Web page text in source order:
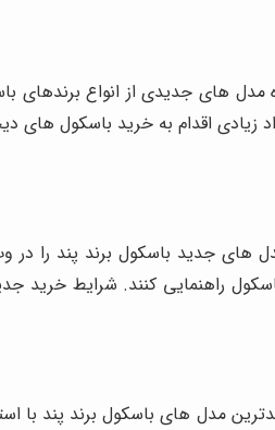
های جدیدی از انواع برندهای
اقدام به خرید باسکول های
های جدید باسکول برند پند را در
راهنمایی کنند. شرایط خرید
مدل های باسکول برند پند با